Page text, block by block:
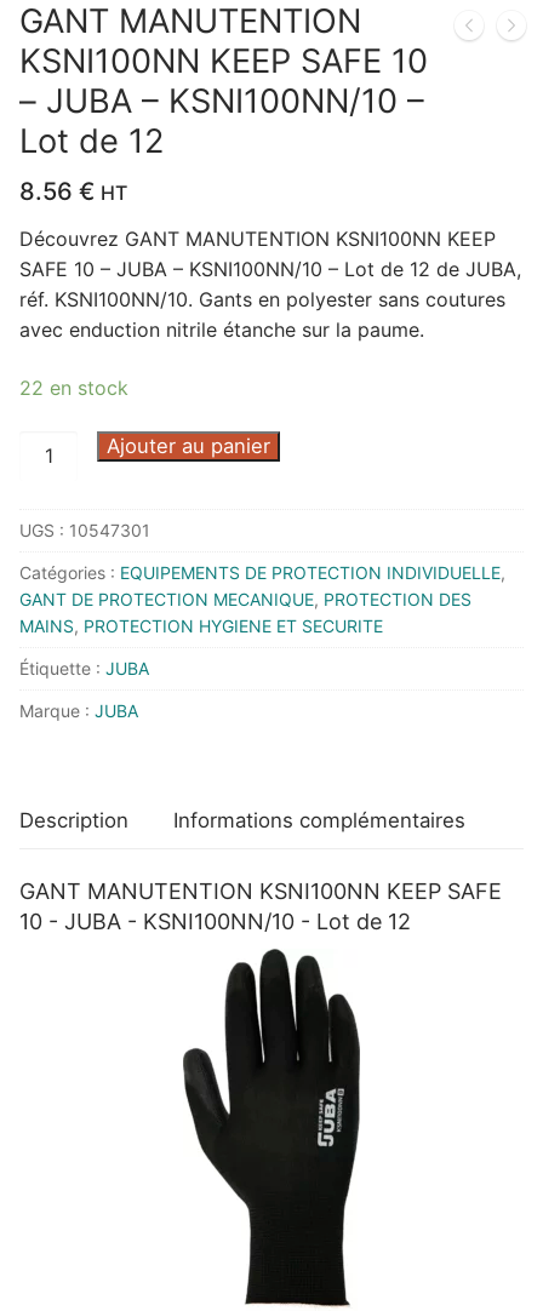
GANT MANUTENTION
KSNI100NN KEEP SAFE 10
– JUBA – KSNI100NN/10 –
Lot de 12
8.56 € HT
Découvrez GANT MANUTENTION KSNI100NN KEEP
SAFE 10 – JUBA – KSNI100NN/10 – Lot de 12 de JUBA,
réf. KSNI100NN/10. Gants en polyester sans coutures
avec enduction nitrile étanche sur la paume.
22 en stock
quantité
MANUTENTION
KSNI100NN
KEEP
SAFE
10
JUBA
-
12
Ajouter au panier
UGS : 10547301
Catégories : EQUIPEMENTS DE PROTECTION INDIVIDUELLE,
GANT DE PROTECTION MECANIQUE, PROTECTION DES
MAINS, PROTECTION HYGIENE ET SECURITE
Étiquette : JUBA
Marque : JUBA
Description Informations complémentaires
GANT MANUTENTION KSNI100NN KEEP SAFE
10 - JUBA - KSNI100NN/10 - Lot de 12